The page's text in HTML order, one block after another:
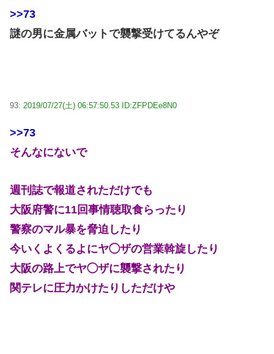
>>73
謎の男に金属バットで襲撃受けてるんやぞ
93: 2019/07/27(土) 06:57:50.53 ID:ZFPDEe8N0
>>73
そんなにないで
週刊誌で報道されただけでも
大阪府警に11回事情聴取食らったり
警察のマル暴を脅迫したり
今いくよくるよにヤ◯ザの営業斡旋したり
大阪の路上でヤ◯ザに襲撃されたり
関テレに圧力かけたりしただけや